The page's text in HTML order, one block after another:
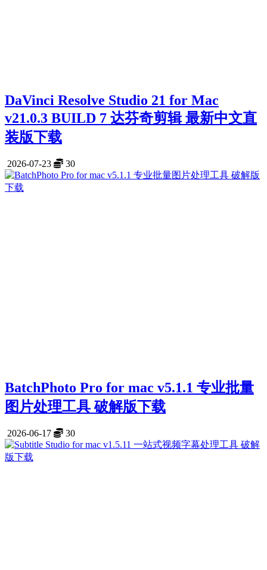
DaVinci Resolve Studio 21 for Mac
v21.0.3 BUILD 7 达芬奇剪辑 最新中文直
装版下载
2026-07-23 30
BatchPhoto Pro for mac v5.1.1 专业批量
图片处理工具 破解版下载
2026-06-17 30